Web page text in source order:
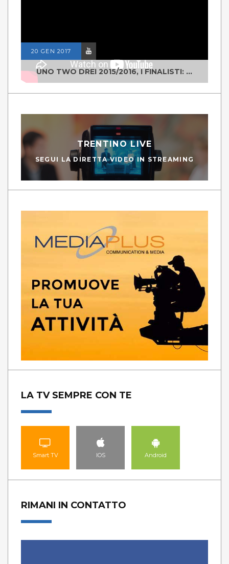
20 GEN 2017
UNO TWO DREI 2015/2016, I FINALISTI: CLASSE IV ALS ISTITUTO "DEGASPERI" BORGO VALSUGANA
TRENTINO LIVE
SEGUI LA DIRETTA VIDEO IN STREAMING
LA TV SEMPRE CON TE
Smart TV IOS Android
RIMANI IN CONTATTO